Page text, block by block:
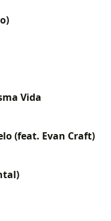
Vida
(feat. Evan Craft)